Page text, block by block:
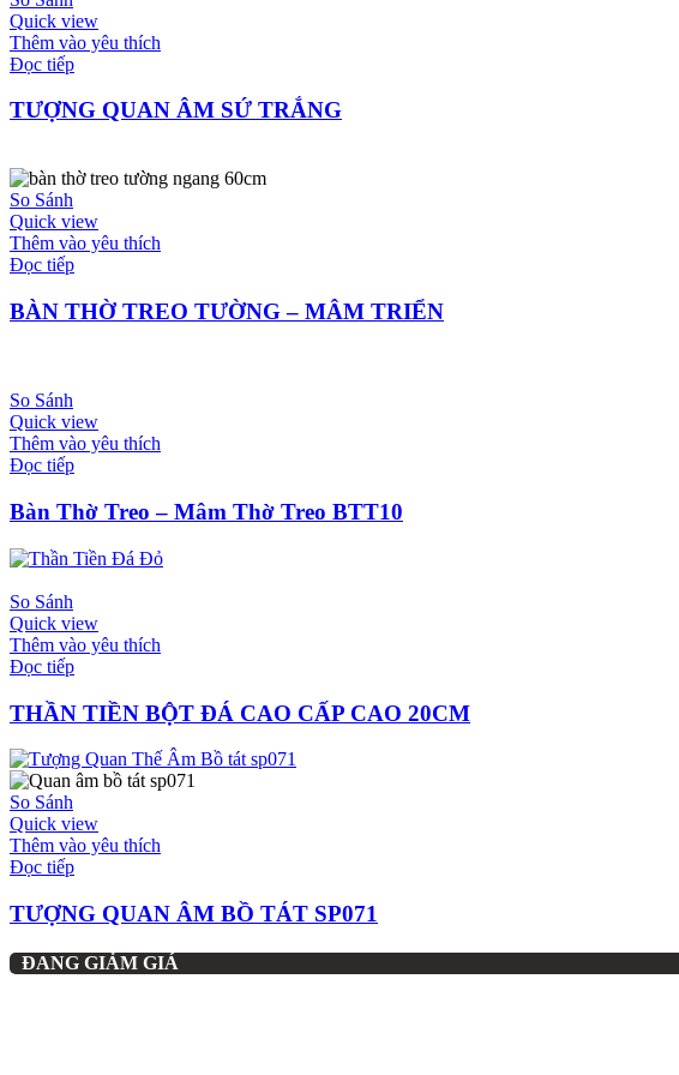
Quick view
Thêm vào yêu thích
Đọc tiếp
TƯỢNG QUAN ÂM SỨ TRẮNG
So Sánh
Quick view
Thêm vào yêu thích
Đọc tiếp
BÀN THỜ TREO TƯỜNG – MÂM TRIỂN
So Sánh
Quick view
Thêm vào yêu thích
Đọc tiếp
Bàn Thờ Treo – Mâm Thờ Treo BTT10
So Sánh
Quick view
Thêm vào yêu thích
Đọc tiếp
THẦN TIỀN BỘT ĐÁ CAO CẤP CAO 20CM
So Sánh
Quick view
Thêm vào yêu thích
Đọc tiếp
TƯỢNG QUAN ÂM BỒ TÁT SP071
ĐANG GIẢM GIÁ